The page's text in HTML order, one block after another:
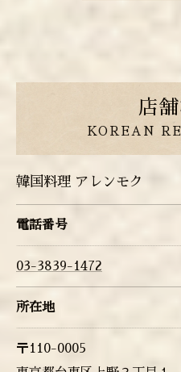
店
KOREAN
韓国料理 アレンモク
電話番号
03-3839-1472
所在地
〒110-0005